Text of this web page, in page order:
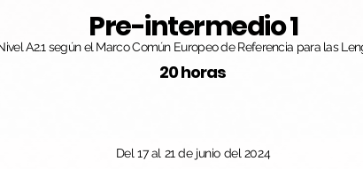
Pre-intermedio 1
A2.1 según el Marco Común Europeo de Referencia para las
20 horas
Del 17 al 21 de junio del 2024